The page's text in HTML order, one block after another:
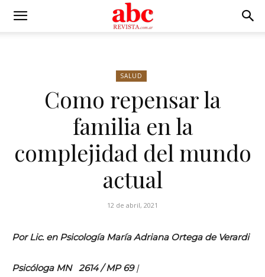
SALUD
Como repensar la
familia en la
complejidad del mundo
actual
12 de abril, 2021
Por Lic. en Psicología María Adriana Ortega de Verardi
Psicóloga MN 2614 / MP 69|